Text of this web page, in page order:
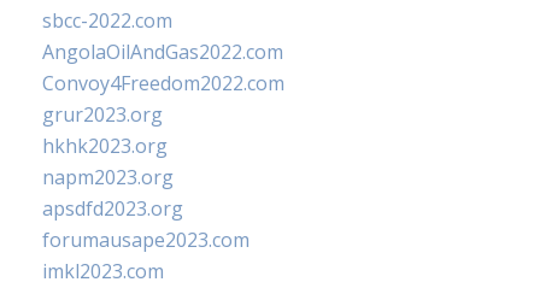
sbcc-2022.com
AngolaOilAndGas2022.com
Convoy4Freedom2022.com
grur2023.org
hkhk2023.org
napm2023.org
apsdfd2023.org
forumausape2023.com
imkl2023.com